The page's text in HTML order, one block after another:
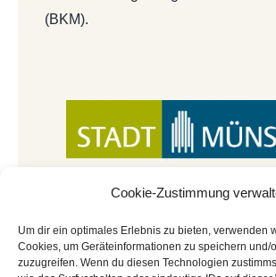
Cookie-Zustimmung
Um dir ein optimales Erlebnis zu bieten, verwenden
Cookies, um Geräteinformationen zu speichern und/
zuzugreifen. Wenn du diesen Technologien
(BKM).